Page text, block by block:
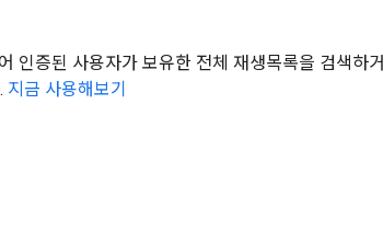
인증된 사용자가 보유한 전체 재생목록을 검색하거
지금 사용해보기